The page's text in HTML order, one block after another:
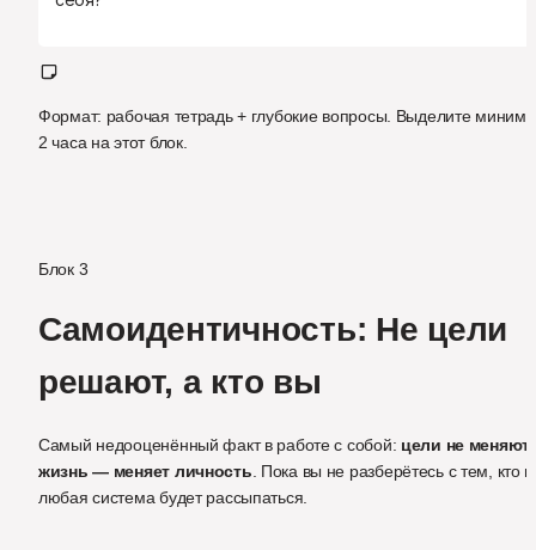
Формат: рабочая тетрадь + глубокие вопросы. Выделите
2 часа на этот блок.
Блок 3
Самоидентичность: Не цели
решают, а кто вы
Самый недооценённый факт в работе с собой: цели не меняют
жизнь — меняет личность . Пока вы не разберётесь с тем, кто
любая система будет рассыпаться.